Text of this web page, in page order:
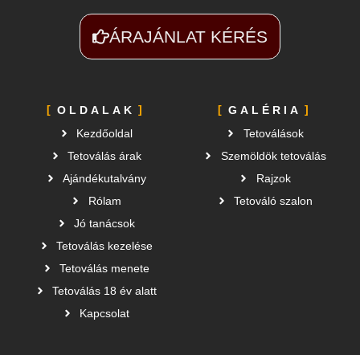
ÁRAJÁNLAT KÉRÉS
OLDALAK
Kezdőoldal
Tetoválás árak
Ajándékutalvány
Rólam
Jó tanácsok
Tetoválás kezelése
Tetoválás menete
Tetoválás 18 év alatt
Kapcsolat
GALÉRIA
Tetoválások
Szemöldök tetoválás
Rajzok
Tetováló szalon